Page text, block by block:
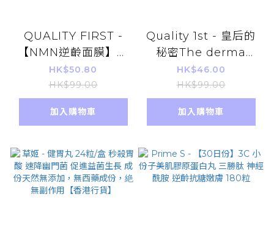
QUALITY FIRST -
【NMN逆齡面膜】皇
后的秘密 NMN +
Niacinamide 煙酰胺
多重煥活抗老化面膜
7pcs 平行進口貨品
HK$50.80
HK$99.00
加入購物車
Quality 1st - 皇后的
秘密The derma
laser系列 保濕抗衰緊
膚提升彈力 視黃醇
100夜用面膜 7片 (平
行進口)
HK$46.00
HK$99.00
加入購物車